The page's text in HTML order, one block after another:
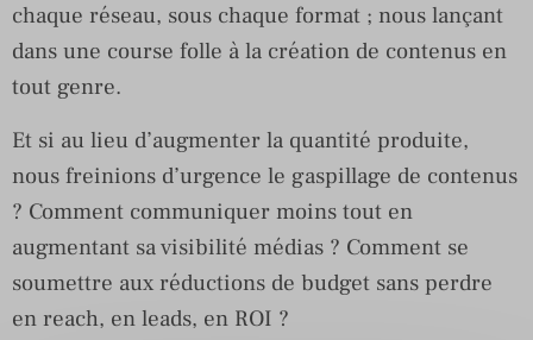
chaque réseau, sous chaque format ; nous lançant
dans une course folle à la création de contenus en
tout genre.
Et si au lieu d’augmenter la quantité produite,
nous freinions d’urgence le gaspillage de contenus
? Comment communiquer moins tout en
augmentant sa visibilité médias ? Comment se
soumettre aux réductions de budget sans perdre
en reach, en leads, en ROI ?